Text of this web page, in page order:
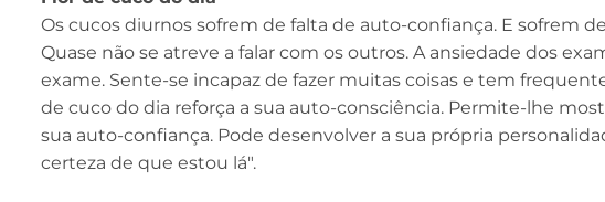
Os cucos diurnos sofrem de falta de auto-confiança. E sofrem
Quase não se atreve a falar com os outros. A ansiedade dos
exame. Sente-se incapaz de fazer muitas coisas e tem
de cuco do dia reforça a sua auto-consciência. Permite-lhe
sua auto-confiança. Pode desenvolver a sua própria
certeza de que estou lá".